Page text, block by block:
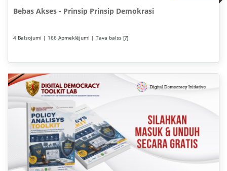
Bebas Akses - Prinsip Prinsip Demokrasi
4 Balsojumi | 166 Apmeklējumi | Tava balss [?]